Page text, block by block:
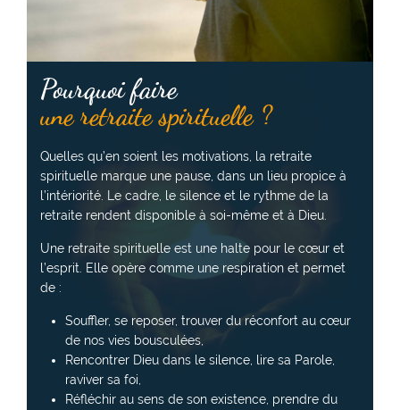
Pourquoi faire
une retraite spirituelle ?
Quelles qu’en soient les motivations, la retraite
spirituelle marque une pause, dans un lieu propice à
l’intériorité. Le cadre, le silence et le rythme de la
retraite rendent disponible à soi-même et à Dieu.
Une retraite spirituelle est une halte pour le cœur et
l’esprit. Elle opère comme une respiration et permet
de :
Souffler, se reposer, trouver du réconfort au cœur
de nos vies bousculées,
Rencontrer Dieu dans le silence, lire sa Parole,
raviver sa foi,
Réfléchir au sens de son existence, prendre du